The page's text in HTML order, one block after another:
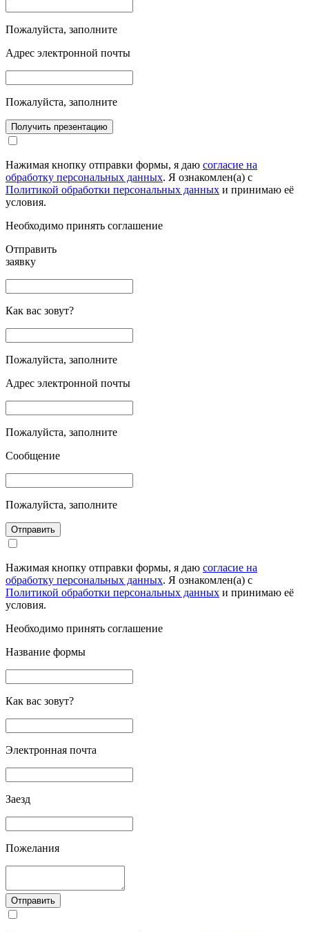
Пожалуйста, заполните
Адрес электронной почты
Пожалуйста, заполните
Получить презентацию
Нажимая кнопку отправки формы, я даю согласие на
обработку персональных данных. Я ознакомлен(а) с
Политикой обработки персональных данных и принимаю её
условия.
Необходимо принять соглашение
Отправить
заявку
Как вас зовут?
Пожалуйста, заполните
Адрес электронной почты
Пожалуйста, заполните
Сообщение
Пожалуйста, заполните
Отправить
Нажимая кнопку отправки формы, я даю согласие на
обработку персональных данных. Я ознакомлен(а) с
Политикой обработки персональных данных и принимаю её
условия.
Необходимо принять соглашение
Название формы
Как вас зовут?
Электронная почта
Заезд
Пожелания
Отправить